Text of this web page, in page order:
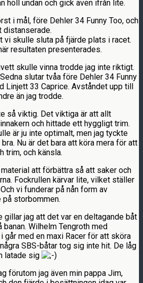
höll undan och gick även ifrån lite.
i mål, före Dehler 34 Funny Too, och
distanserade.
vi skulle sluta på fjärde plats i racet.
resultaten presenterades.
skulle vinna trodde jag inte riktigt.
slutar tvåa före Dehler 34 Funny
Linjett 33 Caprice. Avståndet upp till
än jag trodde.
så viktig. Det viktiga är att allt
och hittade ett hyggligt trim.
är ju inte optimalt, men jag tyckte
Nu är det bara att köra mera för att
trim, och känsla.
att förbättra så att saker och
Fockrullen kärvar lite, vilket ställer
vi funderar på nån form av
storbommen.
gillar jag att det var en deltagande båt
Wilhelm Tengroth med
går med en maxi Racer för att sköra
SBS-båtar tog sig inte hit. De låg
latade sig
förutom jag även min pappa Jim,